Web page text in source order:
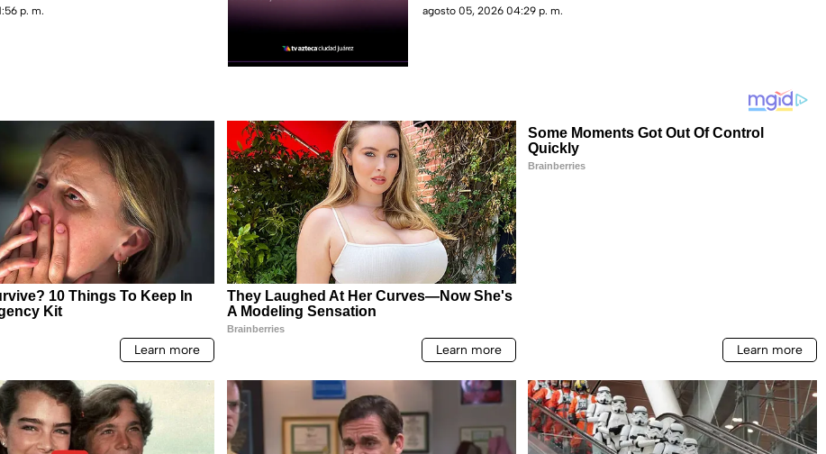
p. m.
mientras caminaba por una zona portuaria.
agosto 05, 2026 04:29 p. m.